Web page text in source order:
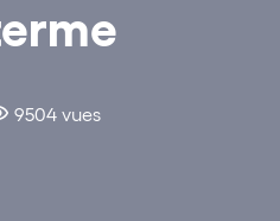
9504 vues